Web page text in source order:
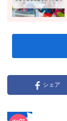
シェア